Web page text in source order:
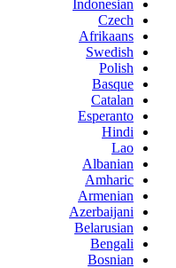
Indonesian
Czech
Afrikaans
Swedish
Polish
Basque
Catalan
Esperanto
Hindi
Lao
Albanian
Amharic
Armenian
Azerbaijani
Belarusian
Bengali
Bosnian